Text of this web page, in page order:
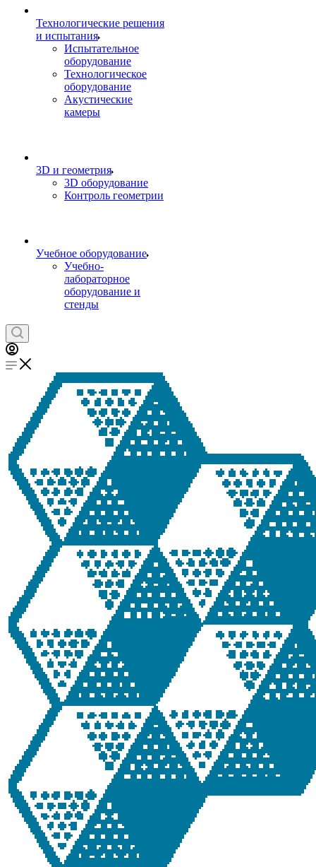
Технологические решения
и испытания
Испытательное
оборудование
Технологическое
оборудование
Акустические
камеры
3D и геометрия
3D оборудование
Контроль геометрии
Учебное оборудование
Учебно-
лабораторное
оборудование и
стенды